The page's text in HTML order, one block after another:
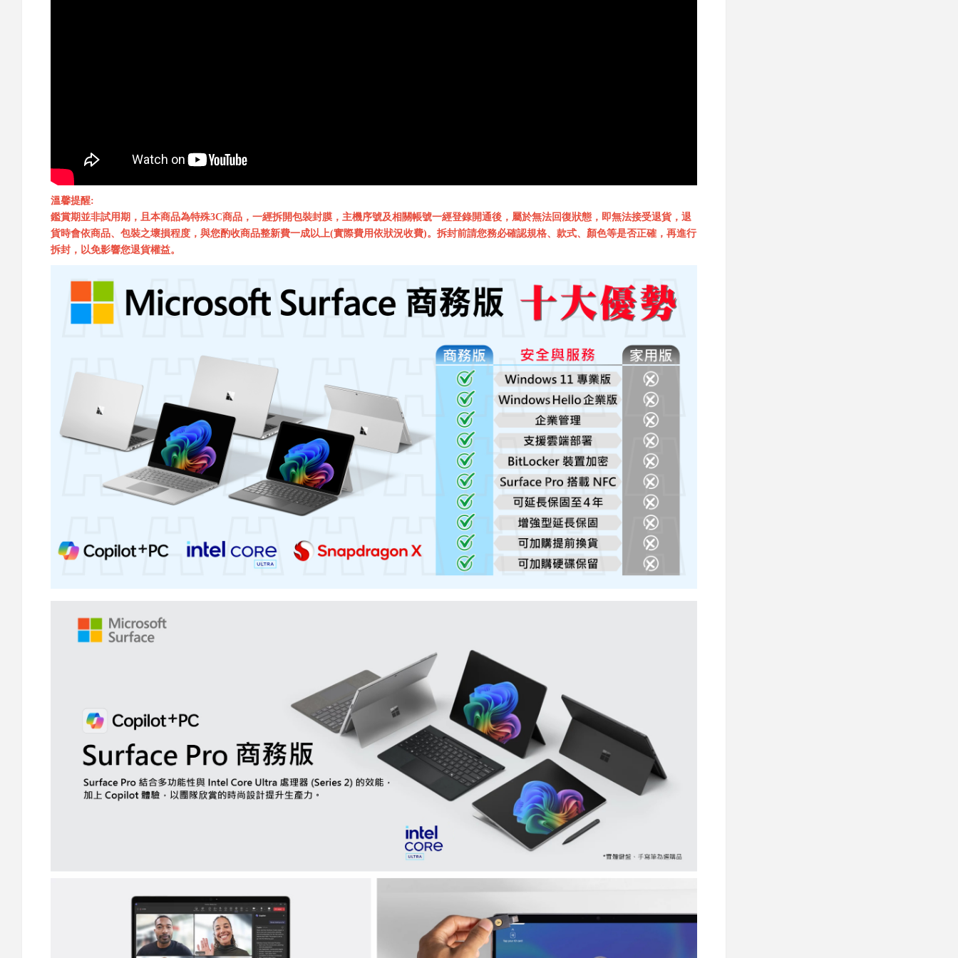
溫馨提醒:
鑑賞期並非試用期，且本商品為特殊3C商品，一經拆開包裝封膜，主機序號及相關帳號一經登錄開通後，屬於無法回復狀態，即無法接受退貨，退
貨時會依商品、包裝之壞損程度，與您酌收商品整新費一成以上(實際費用依狀況收費)。拆封前請您務必確認規格、款式、顏色等是否正確，再進行
拆封，以免影響您退貨權益。